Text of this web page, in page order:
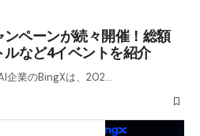
ペーンが続々開催！総額
など4イベントを紹介
企業のBingXは、202…